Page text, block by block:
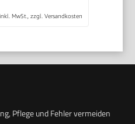
MwSt., zzgl. Versandkosten
Pflege und Fehler vermeiden